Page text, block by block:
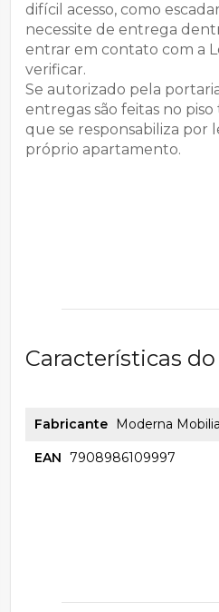
difícil acesso, como
necessite de entrega
entrar em contato com a
verificar.
Se autorizado pela
entregas são feitas no
que se responsabiliza por
próprio apartamento.
Características
Fabricante Moderna Mobilia
EAN 7908986109997